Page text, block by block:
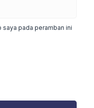
saya pada peramban ini